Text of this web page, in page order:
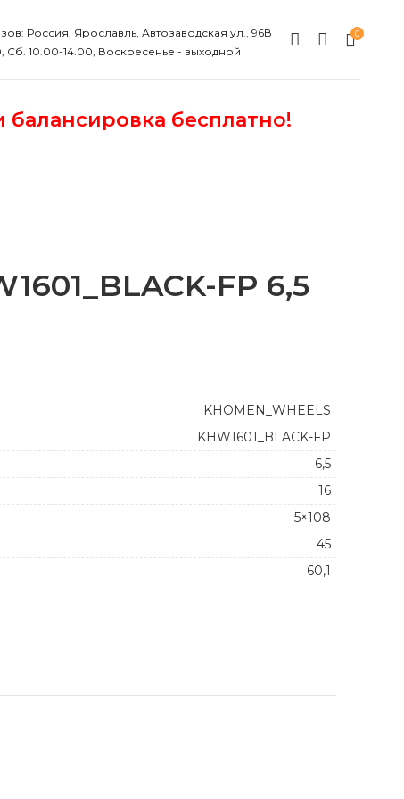
Россия, Ярославль, Автозаводская ул., 96В
Сб. 10.00-14.00, Воскресенье - выходной
0
бесплатно!
FP 6,5
KHOMEN_WHEELS
KHW1601_BLACK-FP
6,5
16
5×108
45
60,1
quantity